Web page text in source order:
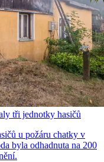
tři jednotky hasičů
u požáru chatky v
byla odhadnuta na 200